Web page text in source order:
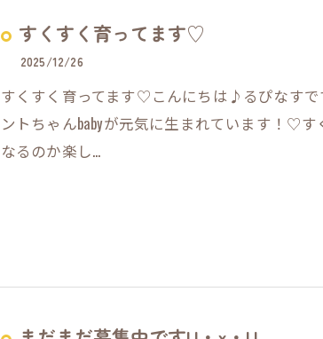
すくすく育ってます♡
2025/12/26
すくすく育ってます♡こんにちは♪るぴなすで
ントちゃんbabyが元気に生まれています！♡
なるのか楽し…